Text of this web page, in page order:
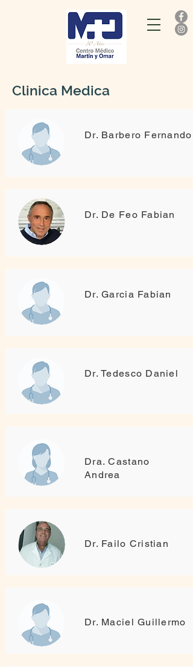
Clinica Medica
Dr. Barbero Fernando
Dr. De Feo Fabian
Dr. Garcia Fabian
Dr. Tedesco Daniel
Dra. Castano
Andrea
Dr. Failo Cristian
Dr. Maciel Guillermo